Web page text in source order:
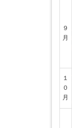
９
月
１
０
月